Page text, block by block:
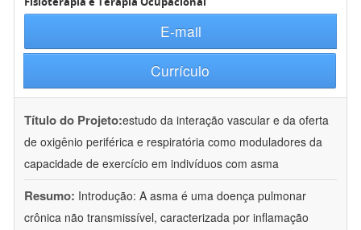
E-mail
Currículo
Título do Projeto:estudo da interação vascular e da oferta
de oxigênio periférica e respiratória como moduladores da
capacidade de exercício em indivíduos com asma
Resumo: Introdução: A asma é uma doença pulmonar
crônica não transmissível, caracterizada por inflamação